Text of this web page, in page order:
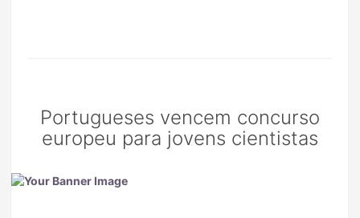
Portugueses vencem concurso
europeu para jovens cientistas